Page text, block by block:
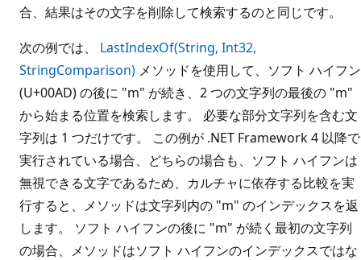
合、結果はその文字を削除して検索するのと同じです。
次の例では、 LastIndexOf(String, Int32,
StringComparison) メソッドを使用して、ソフト ハイフン
(U+00AD) の後に "m" が続き、2 つの文字列の最後の "m"
から始まる位置を検索します。 必要な部分文字列を含む文
字列は 1 つだけです。 この例が .NET Framework 4 以降で
実行されている場合、どちらの場合も、ソフト ハイフンは
無視できる文字であるため、カルチャに依存する比較を実
行すると、メソッドは文字列内の "m" のインデックスを返
します。 ソフト ハイフンの後に "m" が続く最初の文字列
の場合、メソッドはソフト ハイフンのインデックスではな